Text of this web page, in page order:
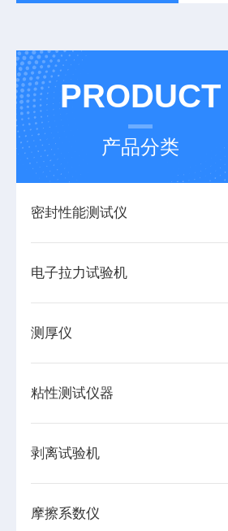
PRODUCT
产品分类
密封性能测试仪
电子拉力试验机
测厚仪
粘性测试仪器
剥离试验机
摩擦系数仪